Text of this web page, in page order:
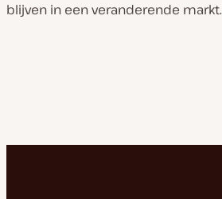
blijven in een veranderende markt.